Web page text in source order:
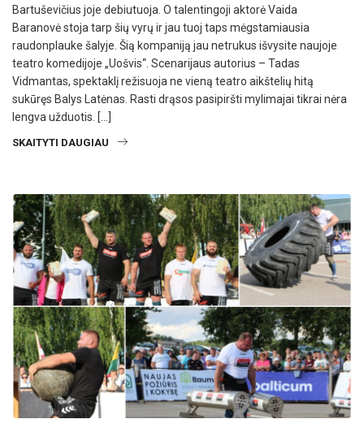
Bartuševičius joje debiutuoja. O talentingoji aktorė Vaida
Baranovė stoja tarp šių vyrų ir jau tuoj taps mėgstamiausia
raudonplauke šalyje. Šią kompaniją jau netrukus išvysite naujoje
teatro komedijoje „Uošvis“. Scenarijaus autorius – Tadas
Vidmantas, spektaklį režisuoja ne vieną teatro aikštelių hitą
sukūręs Balys Latėnas. Rasti drąsos pasipiršti mylimajai tikrai nėra
lengva užduotis. […]
SKAITYTI DAUGIAU